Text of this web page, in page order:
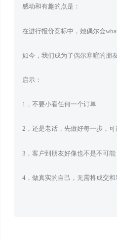
感动和有趣的点是：
在进行报价竞标中，她偶尔会
如今，我们成为了偶尔寒暄的朋
启示：
1，不要小看任何一个订单
2，还是老话，先做好每一步，
3，客户到朋友好像也不是不可能
4，做真实的自己，无需将成交